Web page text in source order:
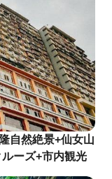
自然絶景+仙女山
ーズ+市内観光